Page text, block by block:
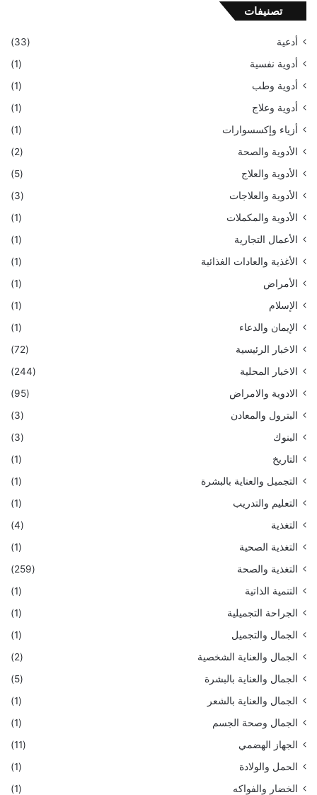
تصنيفات
أدعية
(33)
أدوية نفسية
(1)
أدوية وطب
(1)
أدوية وعلاج
(1)
أزياء وإكسسوارات
(1)
الأدوية والصحة
(2)
الأدوية والعلاج
(5)
الأدوية والعلاجات
(3)
الأدوية والمكملات
(1)
الأعمال التجارية
(1)
الأغذية والعادات الغذائية
(1)
الأمراض
(1)
الإسلام
(1)
الإيمان والدعاء
(1)
الاخبار الرئيسية
(72)
الاخبار المحلية
(244)
الادوية والامراض
(95)
البترول والمعادن
(3)
البنوك
(3)
التاريخ
(1)
التجميل والعناية بالبشرة
(1)
التعليم والتدريب
(1)
التغذية
(4)
التغذية الصحية
(1)
التغذية والصحة
(259)
التنمية الذاتية
(1)
الجراحة التجميلية
(1)
الجمال والتجميل
(1)
الجمال والعناية الشخصية
(2)
الجمال والعناية بالبشرة
(5)
الجمال والعناية بالشعر
(1)
الجمال وصحة الجسم
(1)
الجهاز الهضمي
(11)
الحمل والولادة
(1)
الخضار والفواكه
(1)